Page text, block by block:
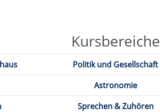
Kursbereiche
Politik und Gesellschaft
Astronomie
Sprechen & Zuhören